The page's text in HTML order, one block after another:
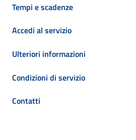
Tempi e scadenze
Accedi al servizio
Ulteriori informazioni
Condizioni di servizio
Contatti